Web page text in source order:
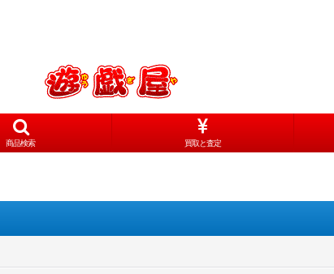
商品検索 買取と査定